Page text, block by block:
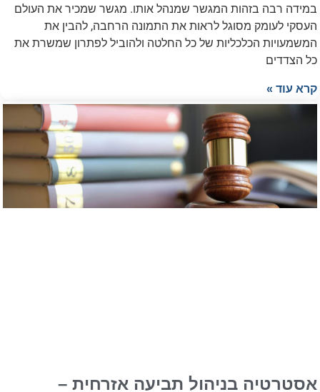
במידה רבה בזהות המגשר שמנהל אותו. מגשר שמכיר את העולם
העסקי לעומק מסוגל לראות את התמונה הרחבה, להבין את
המשמעויות הכלכליות של כל החלטה ולהוביל לפתרון שמשרת את
כל הצדדים
קרא עוד »
אסטרטיה בניהול תביעה אזרחית –